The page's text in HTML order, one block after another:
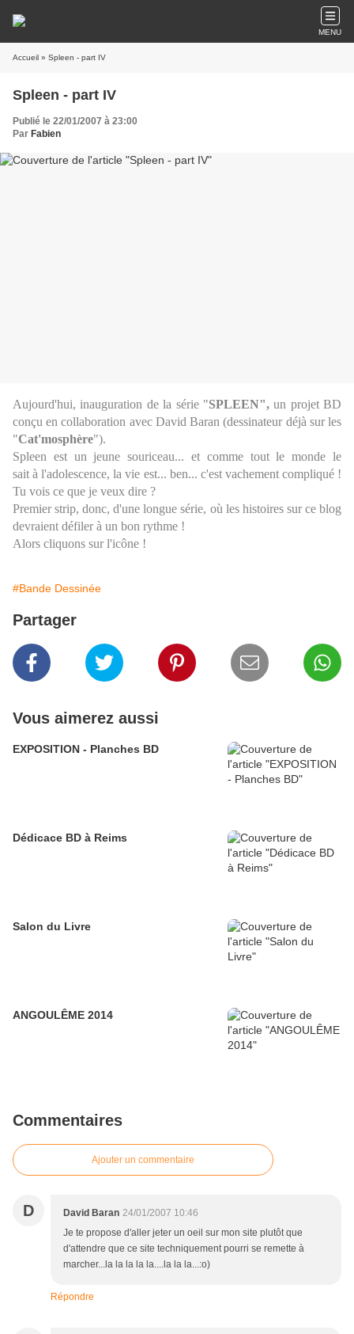
MENU
Accueil » Spleen - part IV
Spleen - part IV
Publié le 22/01/2007 à 23:00
Par Fabien
Aujourd'hui, inauguration de la série "SPLEEN",un projet BD
conçu en collaboration avec David Baran (dessinateur déjà sur les
"Cat'mosphère").
Spleen est un jeune souriceau... et comme tout le monde le
sait à l'adolescence, la vie est... ben... c'est vachement compliqué !
Tu vois ce que je veux dire ?
Premier strip, donc, d'une longue série, où les histoires sur ce blog
devraient défiler à un bon rythme !
Alors cliquons sur l'icône !
#Bande Dessinée
Partager
Vous aimerez aussi
EXPOSITION - Planches BD
Dédicace BD à Reims
Salon du Livre
ANGOULÊME 2014
Commentaires
Ajouter un commentaire
D David Baran 24/01/2007 10:46
Je te propose d'aller jeter un oeil sur mon site plutôt que
d'attendre que ce site techniquement pourri se remette à
marcher...la la la la la....la la la...:o)
Répondre